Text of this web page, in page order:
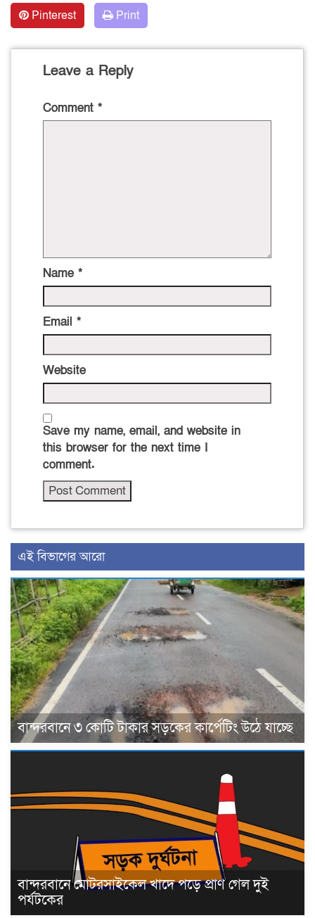
Pinterest
Print
Leave a Reply
Comment *
Name *
Email *
Website
Save my name, email, and website in
this browser for the next time I
comment.
এই বিভাগের আরো
বান্দরবানে ৩ কোটি টাকার সড়কের কার্পেটিং উঠে যাচ্ছে
বান্দরবানে মোটরসাইকেল খাদে পড়ে প্রাণ গেল দুই
পর্যটকের